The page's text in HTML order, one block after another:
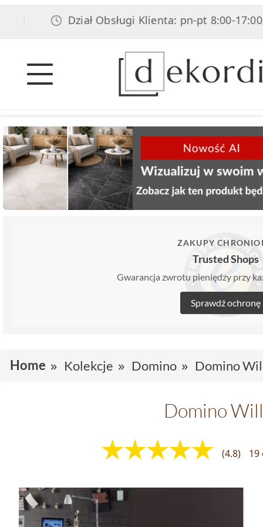
Dział Obsługi Klienta: pn-pt 8:00-17:00,
ZAKUPY
Trusted Shops
Gwarancja zwrotu pieniędzy przy
Sprawdź ochronę
Home Kolekcje Domino Domino
Domino
(4.8)